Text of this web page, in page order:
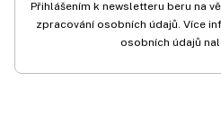
Přihlášením k newsletteru beru na
zpracování osobních údajů. Více
osobních údajů